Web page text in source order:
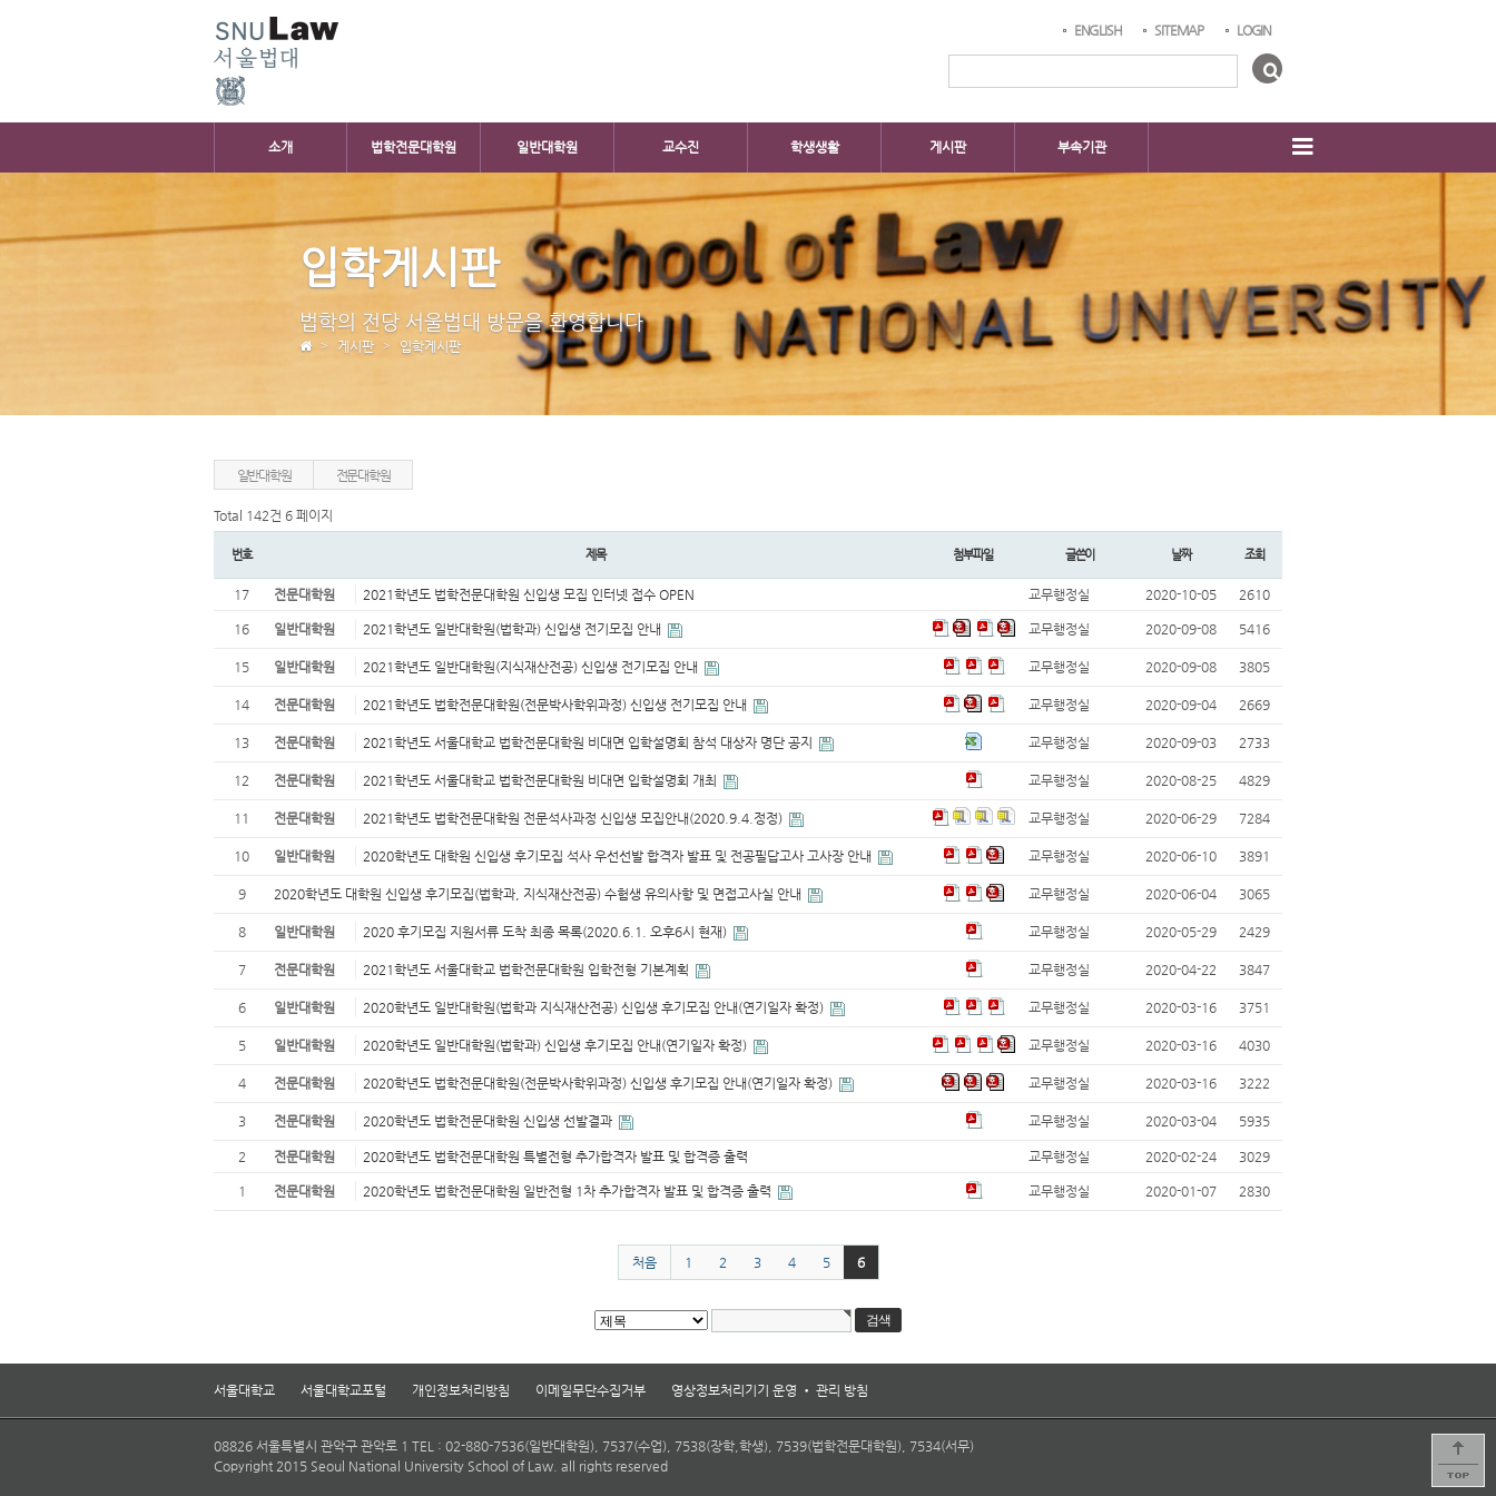
ENGLISH SITEMAP LOGIN
소개 법학전문대학원 일반대학원 교수진 학생생활 게시판 부속기관
입학게시판
법학의 전당 서울법대 방문을 환영합니다
게시판 입학게시판
일반대학원 전문대학원
Total 142건 6 페이지
번호 제목 첨부파일 글쓴이 날짜 조회
17 전문대학원 2021학년도 법학전문대학원 신입생 모집 인터넷 접수 OPEN 교무행정실 2020-10-05 2610
16 일반대학원 2021학년도 일반대학원(법학과) 신입생 전기모집 안내 교무행정실 2020-09-08 5416
15 일반대학원 2021학년도 일반대학원(지식재산전공) 신입생 전기모집 안내 교무행정실 2020-09-08 3805
14 전문대학원 2021학년도 법학전문대학원(전문박사학위과정) 신입생 전기모집 안내 교무행정실 2020-09-04 2669
13 전문대학원 2021학년도 서울대학교 법학전문대학원 비대면 입학설명회 참석 대상자 명단 공지 교무행정실 2020-09-03 2733
12 전문대학원 2021학년도 서울대학교 법학전문대학원 비대면 입학설명회 개최 교무행정실 2020-08-25 4829
11 전문대학원 2021학년도 법학전문대학원 전문석사과정 신입생 모집안내(2020.9.4.정정) 교무행정실 2020-06-29 7284
10 일반대학원 2020학년도 대학원 신입생 후기모집 석사 우선선발 합격자 발표 및 전공필답고사 고사장 안내 교무행정실 2020-06-10 3891
9 2020학년도 대학원 신입생 후기모집(법학과, 지식재산전공) 수험생 유의사항 및 면접고사실 안내 교무행정실 2020-06-04 3065
8 일반대학원 2020 후기모집 지원서류 도착 최종 목록(2020.6.1. 오후6시 현재) 교무행정실 2020-05-29 2429
7 전문대학원 2021학년도 서울대학교 법학전문대학원 입학전형 기본계획 교무행정실 2020-04-22 3847
6 일반대학원 2020학년도 일반대학원(법학과 지식재산전공) 신입생 후기모집 안내(연기일자 확정) 교무행정실 2020-03-16 3751
5 일반대학원 2020학년도 일반대학원(법학과) 신입생 후기모집 안내(연기일자 확정) 교무행정실 2020-03-16 4030
4 전문대학원 2020학년도 법학전문대학원(전문박사학위과정) 신입생 후기모집 안내(연기일자 확정) 교무행정실 2020-03-16 3222
3 전문대학원 2020학년도 법학전문대학원 신입생 선발결과 교무행정실 2020-03-04 5935
2 전문대학원 2020학년도 법학전문대학원 특별전형 추가합격자 발표 및 합격증 출력 교무행정실 2020-02-24 3029
1 전문대학원 2020학년도 법학전문대학원 일반전형 1차 추가합격자 발표 및 합격증 출력 교무행정실 2020-01-07 2830
처음 1 2 3 4 5 6
서울대학교 서울대학교포털 개인정보처리방침 이메일무단수집거부 영상정보처리기기 운영 • 관리 방침
08826 서울특별시 관악구 관악로 1 TEL : 02-880-7536(일반대학원), 7537(수업), 7538(장학,학생), 7539(법학전문대학원), 7534(서무)
Copyright 2015 Seoul National University School of Law. all rights reserved